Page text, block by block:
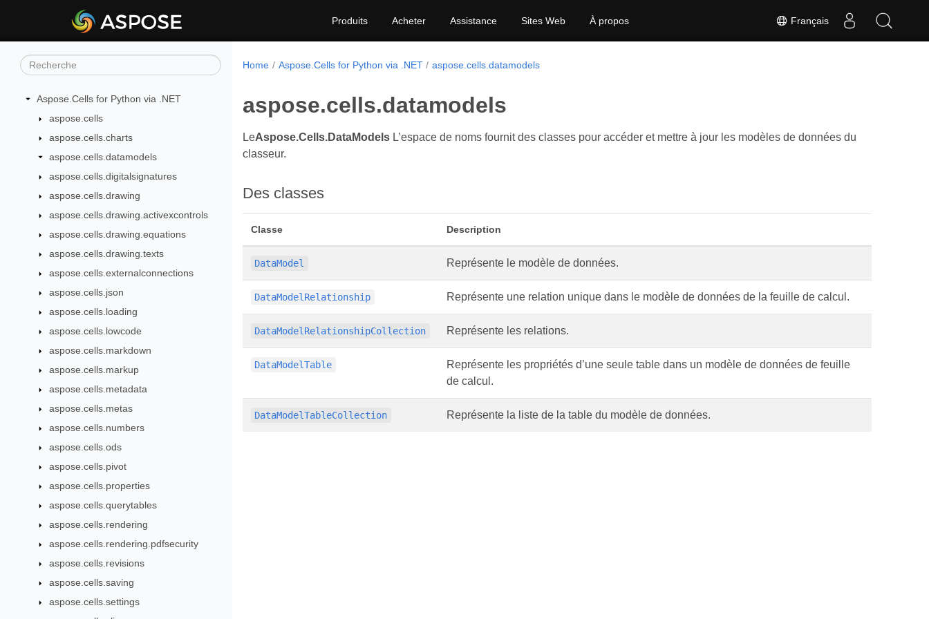
Français
Produits Acheter Assistance Sites Web À propos
Aspose.Cells for Python via .NET
aspose.cells
aspose.cells.charts
aspose.cells.datamodels
aspose.cells.digitalsignatures
aspose.cells.drawing
aspose.cells.drawing.activexcontrols
aspose.cells.drawing.equations
aspose.cells.drawing.texts
aspose.cells.externalconnections
aspose.cells.json
aspose.cells.loading
aspose.cells.lowcode
aspose.cells.markdown
aspose.cells.markup
aspose.cells.metadata
aspose.cells.metas
aspose.cells.numbers
aspose.cells.ods
aspose.cells.pivot
aspose.cells.properties
aspose.cells.querytables
aspose.cells.rendering
aspose.cells.rendering.pdfsecurity
aspose.cells.revisions
aspose.cells.saving
aspose.cells.settings
Home Aspose.Cells for Python via .NET aspose.cells.datamodels
aspose.cells.datamodels
LeAspose.Cells.DataModels L’espace de noms fournit des classes pour accéder et mettre à jour les modèles de données du
classeur.
Des classes
Classe Description
DataModel Représente le modèle de données.
DataModelRelationship Représente une relation unique dans le modèle de données de la feuille de calcul.
DataModelRelationshipCollection Représente les relations.
DataModelTable
Représente les propriétés d’une seule table dans un modèle de données de feuille
de calcul.
DataModelTableCollection Représente la liste de la table du modèle de données.